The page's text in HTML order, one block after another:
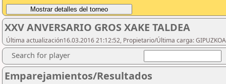
XXV ANVERSARIO GROS XAKE TALDEA
Última actualización16.03.2016 21:12:52, Propietario/Última carga:
Search for player
Emparejamientos/Resultados